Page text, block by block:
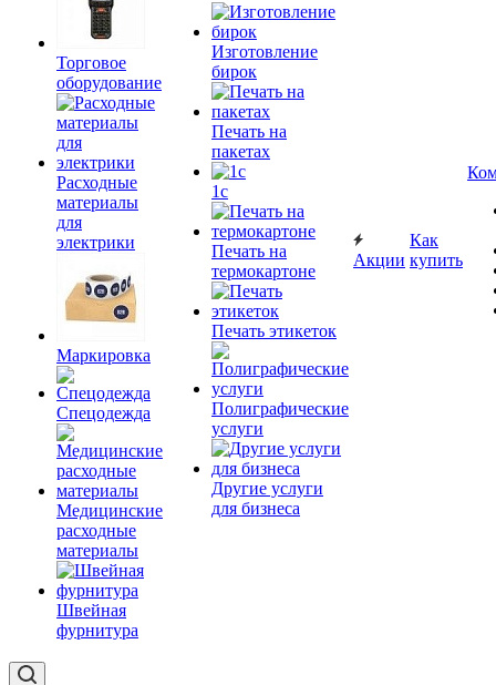
Торговое
оборудование
Расходные
материалы
для
электрики
Маркировка
Спецодежда
Медицинские
расходные
материалы
Швейная
фурнитура
Изготовление
бирок
Печать на
пакетах
1c
Печать на
термокартоне
Печать этикеток
Полиграфические
услуги
Другие услуги
для бизнеса
Акции
Как
купить